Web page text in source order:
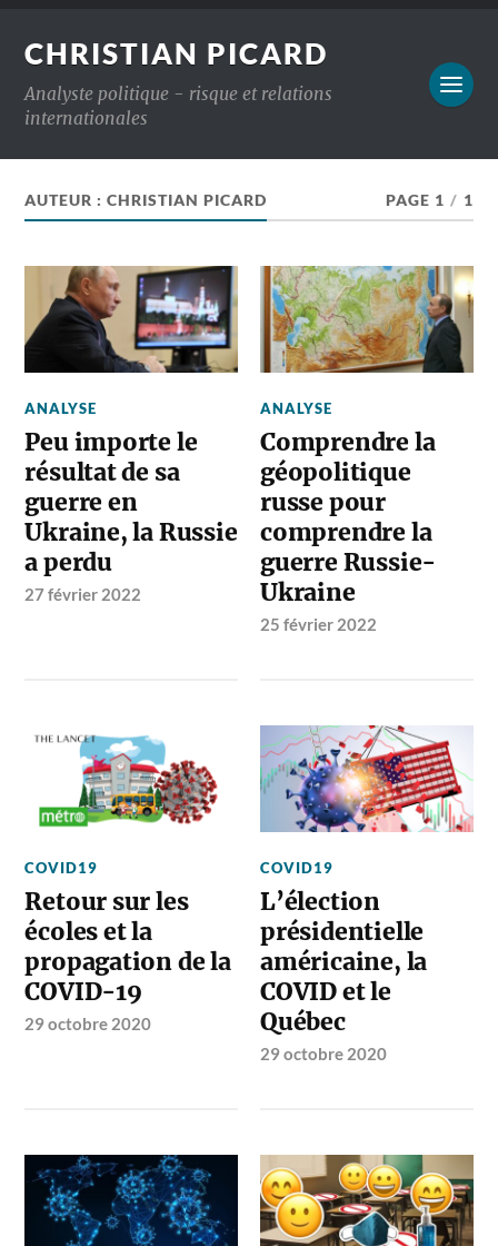
CHRISTIAN PICARD
Analyste politique - risque et relations
internationales
AUTEUR :CHRISTIAN PICARD PAGE 1 / 1
ANALYSE
Peu importe le
résultat de sa
guerre en
Ukraine, la Russie
a perdu
27 février 2022
ANALYSE
Comprendre la
géopolitique
russe pour
comprendre la
guerre Russie-
Ukraine
25 février 2022
COVID19
Retour sur les
écoles et la
propagation de la
COVID-19
29 octobre 2020
COVID19
L’élection
présidentielle
américaine, la
COVID et le
Québec
29 octobre 2020